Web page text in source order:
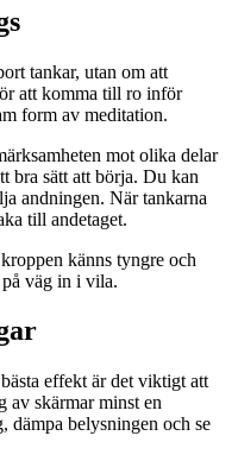
tankar, utan om att
att komma till ro inför
form av meditation.
mot olika delar
bra sätt att börja. Du kan
andningen. När tankarna
till andetaget.
känns tyngre och
väg in i vila.
effekt är det viktigt att
av skärmar minst en
dämpa belysningen och se